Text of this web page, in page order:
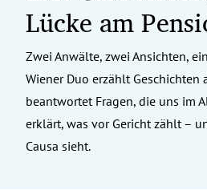
Lücke am
Zwei Anwälte, zwei Ansichten,
Wiener Duo erzählt Geschichten
beantwortet Fragen, die uns im
erklärt, was vor Gericht zählt –
Causa sieht.